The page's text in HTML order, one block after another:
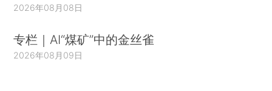
2026年08月08日
专栏｜AI“煤矿”中的金丝雀
2026年08月09日